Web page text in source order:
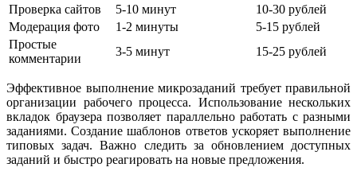
Проверка сайтов
5-10 минут
10-30 рублей
Модерация фото
1-2 минуты
5-15 рублей
Простые
комментарии
3-5 минут 15-25 рублей
Эффективное выполнение микрозаданий требует правильной
организации рабочего процесса. Использование нескольких
вкладок браузера позволяет параллельно работать с разными
заданиями. Создание шаблонов ответов ускоряет выполнение
типовых задач. Важно следить за обновлением доступных
заданий и быстро реагировать на новые предложения.